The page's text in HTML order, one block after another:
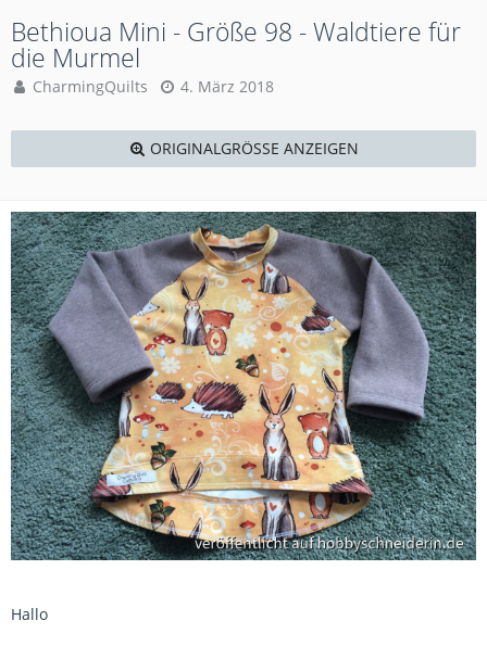
Bethioua Mini - Größe 98 - Waldtiere für
die Murmel
CharmingQuilts 4. März 2018
ORIGINALGRÖSSE ANZEIGEN
Hallo